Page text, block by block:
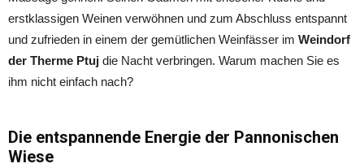
erstklassigen Weinen verwöhnen und zum Abschluss entspannt
und zufrieden in einem der gemütlichen Weinfässer im Weindorf
der Therme Ptuj die Nacht verbringen. Warum machen Sie es
ihm nicht einfach nach?
Die entspannende Energie der Pannonischen
Wiese